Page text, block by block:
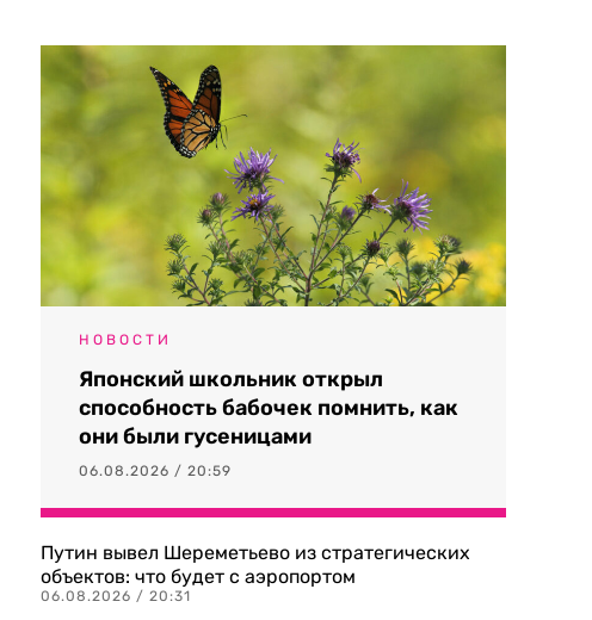
НОВОСТИ
Японский школьник открыл
способность бабочек помнить, как
они были гусеницами
06.08.2026 / 20:59
Путин вывел Шереметьево из стратегических
объектов: что будет с аэропортом
06.08.2026 / 20:31